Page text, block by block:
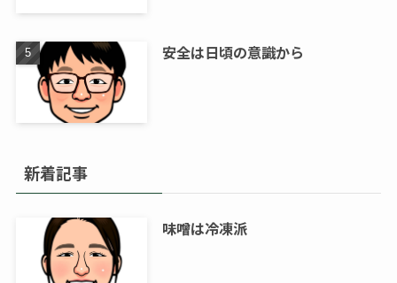
安全は日頃の意識から
新着記事
味噌は冷凍派